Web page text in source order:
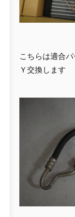
こちらは適合
Ｙ交換します